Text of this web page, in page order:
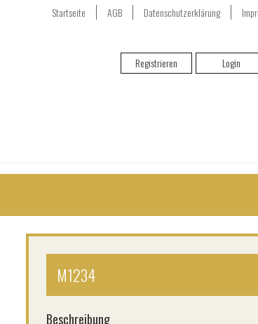
Startseite AGB Datenschutzerklärung
Registrieren Login
M1234
Beschreibung